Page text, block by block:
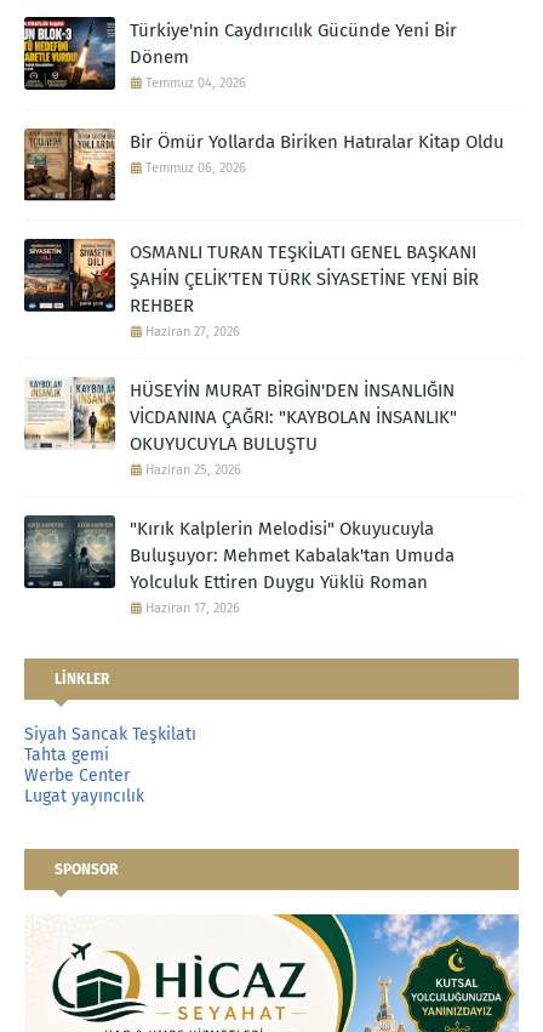
Türkiye'nin Caydırıcılık Gücünde Yeni Bir
Dönem
Temmuz 04, 2026
Bir Ömür Yollarda Biriken Hatıralar Kitap Oldu
Temmuz 06, 2026
OSMANLI TURAN TEŞKİLATI GENEL BAŞKANI
ŞAHİN ÇELİK'TEN TÜRK SİYASETİNE YENİ BİR
REHBER
Haziran 27, 2026
HÜSEYİN MURAT BİRGİN'DEN İNSANLIĞIN
VİCDANINA ÇAĞRI: "KAYBOLAN İNSANLIK"
OKUYUCUYLA BULUŞTU
Haziran 25, 2026
"Kırık Kalplerin Melodisi" Okuyucuyla
Buluşuyor: Mehmet Kabalak'tan Umuda
Yolculuk Ettiren Duygu Yüklü Roman
Haziran 17, 2026
LİNKLER
Siyah Sancak Teşkilatı
Tahta gemi
Werbe Center
Lugat yayıncılık
SPONSOR